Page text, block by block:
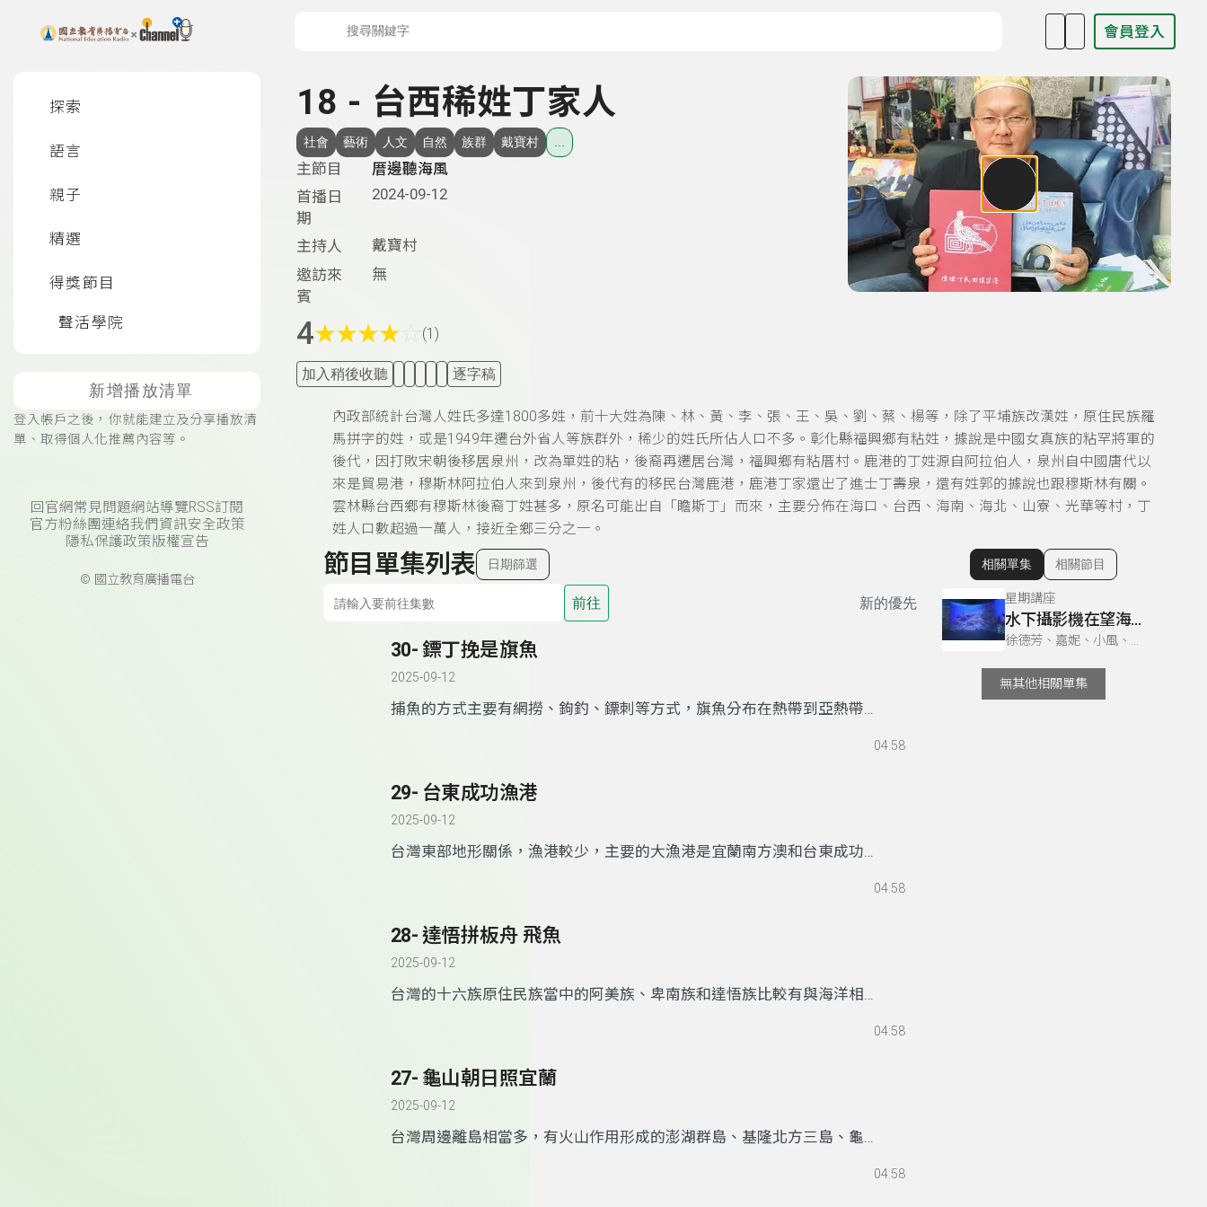
上方功能區塊 會員登入
探索
語言
親子
精選
得獎節目
聲活學院
新增播放清單
登入帳戶之後，你就能建立及分享播放清
單、取得個人化推薦內容等。
回官網常見問題網站導覽RSS訂閱
官方粉絲團連絡我們 資訊安全政策
隱私保護政策版權宣告
© 國立教育廣播電台
18 - 台西稀姓丁家人
社會 藝術 人文 自然 族群 戴寶村
主節目
厝邊聽海風
首播日
期
2024-09-12
主持人
戴寶村
邀訪來
賓
無
4★★★★ (1)
加入稍後收聽 逐字稿
內政部統計台灣人姓氏多達1800多姓，前十大姓為陳、林、黃、李、張、王、吳、劉、蔡、楊等，除了平埔族改漢姓，原住民族羅
馬拼字的姓，或是1949年遷台外省人等族群外，稀少的姓氏所佔人口不多。彰化縣福興鄉有粘姓，據說是中國女真族的粘罕將軍的
後代，因打敗宋朝後移居泉州，改為單姓的粘，後裔再遷居台灣，福興鄉有粘厝村。鹿港的丁姓源自阿拉伯人，泉州自中國唐代以
來是貿易港，穆斯林阿拉伯人來到泉州，後代有的移民台灣鹿港，鹿港丁家還出了進士丁壽泉，還有姓郭的據說也跟穆斯林有關。
雲林縣台西鄉有穆斯林後裔丁姓甚多，原名可能出自
「 瞻斯丁 」 而來，主要分佈在海口、台西、海南、海北、山寮、光華等村，丁
姓人口數超過一萬人，接近全鄉三分之一。
節目單集列表 日期篩選
前往 新的優先
30- 鏢丁挽是旗魚
2025-09-12
捕魚的方式主要有網撈、鉤釣、鏢刺等方式，旗魚分布在熱帶到亞熱帶海
多肉質好。黑皮旗魚(黑皮仔)，俗稱丁挽、鐵皮。紅肉旗魚(紅肉仔)適合
作生魚片。芭蕉雨傘旗魚(破雨傘 )，供作魚排或製作魚丸。劍旗魚(旗魚
舅)，肉質較鬆適合作魚排。鏢旗魚是特殊的捕魚方式，1910年代由日本
(二手) ，中段船架頂配置眼力好的瞭望員，後段是輪機和掌舵，三者相互
浪中，使用長5公尺以上，重量超過6公斤的三叉鏢槍，獵捕時速約百公里
的旗魚，技高膽大令人讚佩。漁季時漁會會舉辦鏢旗魚比賽，大尾組的得
超技術，當然捕獲大魚也帶來一筆財富。
04:58
29- 台東成功漁港
2025-09-12
台灣東部地形關係，漁港較少，主要的大漁港是宜蘭南方澳和台東成功漁
」。1908年台灣總督府遞信局長鹿
漁港興建完成，名之為新港，戰後將原成廣澳、新港合稱成功。1988-
1996年間進行擴建工程，今已成為東台灣最大漁港。日治時代在台東地區
發展捕撈鰹魚加工製成柴魚的水產業。現今成功漁港最主要的漁獲物為鬼
魚時機，是當地重要漁業經濟。1988年東海岸風景管理處設在成功鎮，有
都歷、 三仙、宜灣等部落文化，是東海岸有豐富自然和人文資源的市
鎮。
04:58
28- 達悟拼板舟 飛魚
2025-09-12
台灣的十六族原住民族當中的阿美族、卑南族和達悟族比較有與海洋相關
清野銀等6個部落，達悟人和南方菲律賓巴丹島的人有密切關係。達悟人
在島上耕作種植芋頭及蔬菜，漁業是最主要的生計方式，半地下屋和涼台
的家屋建築，是部落的景觀特色。蘭嶼的大船是達悟人的工藝傑作。他們
成拼板舟，10人的大船用27 塊，5-6人使用的小船用21塊，頭尾翹起的造
04:58
27- 龜山朝日照宜蘭
2025-09-12
台灣周邊離島相當多，有火山作用形成的澎湖群島、基隆北方三島、龜山
馬祖列島等。龜山島是位在宜蘭外海的火山島，離烏石港約10公里，東西04:58
顯示相關單集
相關單集 相關節目
星期講座
水下攝影機在望海巷潮境海灣海洋保育區的應用
徐德芳、嘉妮、小風、洪璘璘、曼屏、莊妤萱 & 徐德芳、小風、洪璘璘、曼屏、莊妤萱、雅柏（黃柏諺）
無其他相關單集